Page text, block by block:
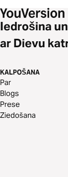
Iedrošina
ar Dievu
KALPOŠANA
Par
Blogs
Prese
Ziedošana